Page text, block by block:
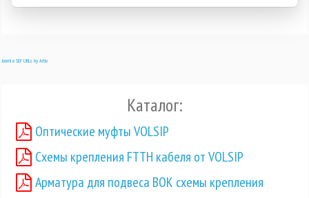
Joomla SEF URLs by Artio
Каталог:
Оптические муфты VOLSIP
Схемы крепления FTTH кабеля от VOLSIP
Арматура для подвеса ВОК схемы крепления